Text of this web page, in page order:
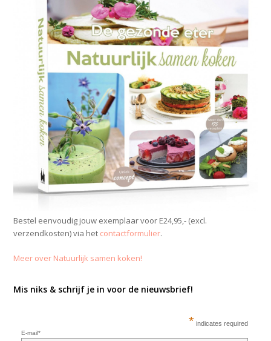
Bestel eenvoudig jouw exemplaar voor E24,95,- (excl.
verzendkosten) via het contactformulier.
Meer over Natuurlijk samen koken!
Mis niks & schrijf je in voor de nieuwsbrief!
* indicates required
E-mail*